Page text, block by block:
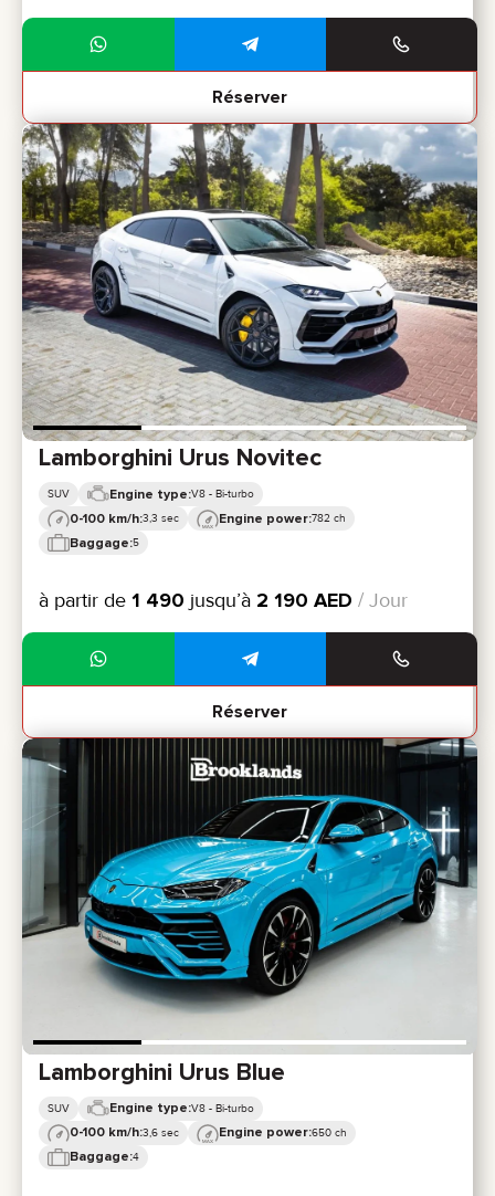
Réserver
Lamborghini Urus Novitec
SUV Engine type:V8 - Bi-turbo
0-100 km/h:3,3 sec Engine power:782 ch
Baggage:5
à partir de 1 490 jusqu’à 2 190 AED / Jour
Réserver
Lamborghini Urus Blue
SUV Engine type:V8 - Bi-turbo
0-100 km/h:3,6 sec Engine power:650 ch
Baggage:4